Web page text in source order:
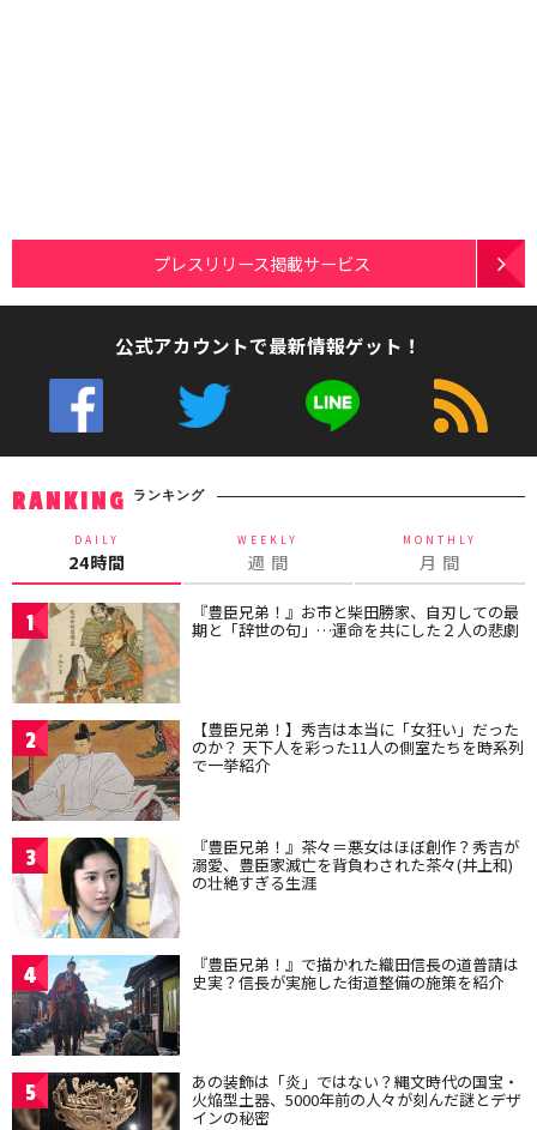
プレスリリース掲載サービス
公式アカウントで最新情報ゲット！
RANKING ランキング
DAILY
24時間
WEEKLY
週 間
MONTHLY
月 間
1 『豊臣兄弟！』お市と柴田勝家、自刃しての最
期と「辞世の句」…運命を共にした２人の悲劇
2 【豊臣兄弟！】秀吉は本当に「女狂い」だった
のか？ 天下人を彩った11人の側室たちを時系列
で一挙紹介
3 『豊臣兄弟！』茶々＝悪女はほぼ創作？秀吉が
溺愛、豊臣家滅亡を背負わされた茶々(井上和)
の壮絶すぎる生涯
4 『豊臣兄弟！』で描かれた織田信長の道普請は
史実？信長が実施した街道整備の施策を紹介
5 あの装飾は「炎」ではない？縄文時代の国宝・
火焔型土器、5000年前の人々が刻んだ謎とデザ
インの秘密